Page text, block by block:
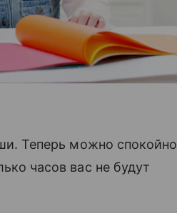
Теперь можно спокойно
часов вас не будут